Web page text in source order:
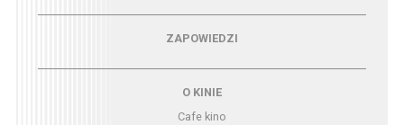
Menu - zapowiedziZAPOWIEDZI
O KINIE
Cafe kino